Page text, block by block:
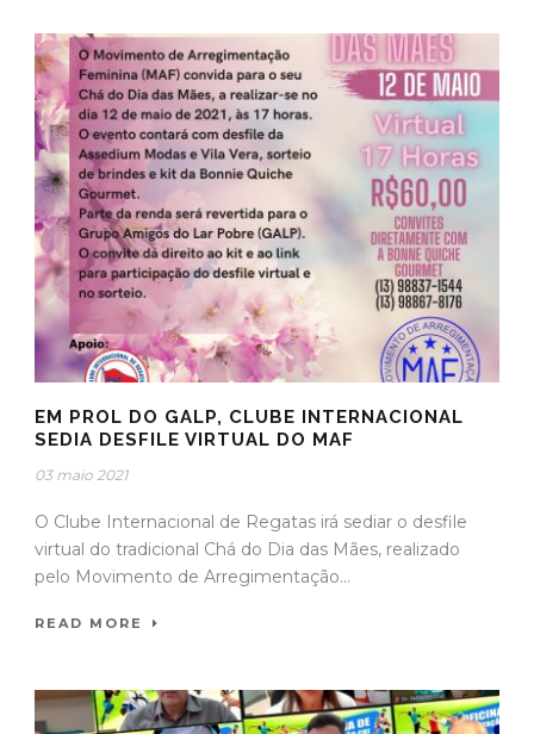
EM PROL DO GALP, CLUBE INTERNACIONAL
SEDIA DESFILE VIRTUAL DO MAF
03 maio 2021
O Clube Internacional de Regatas irá sediar o desfile
virtual do tradicional Chá do Dia das Mães, realizado
pelo Movimento de Arregimentação...
READ MORE